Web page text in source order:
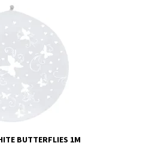
motylami 1ks v baleni velkost
BUTTERFLIES 1M